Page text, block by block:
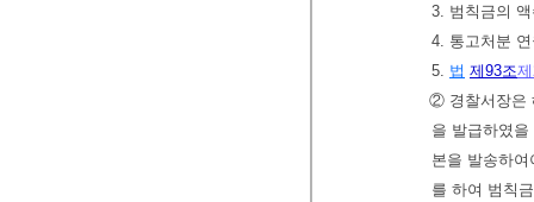
3. 범칙금의
4. 통고처분
5. 법 제93조
② 경찰서장은
을 발급하였
본을 발송하
를 하여 범칙